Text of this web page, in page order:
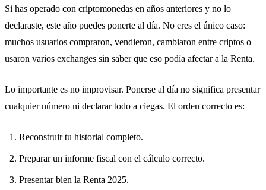
Si has operado con criptomonedas en años anteriores y no lo
declaraste, este año puedes ponerte al día. No eres el único caso:
muchos usuarios compraron, vendieron, cambiaron entre criptos o
usaron varios exchanges sin saber que eso podía afectar a la Renta.
Lo importante es no improvisar. Ponerse al día no significa presentar
cualquier número ni declarar todo a ciegas. El orden correcto es:
Reconstruir tu historial completo.
Preparar un informe fiscal con el cálculo correcto.
Presentar bien la Renta 2025.